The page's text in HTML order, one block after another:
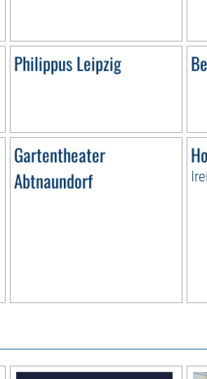
Philippus Leipzig
Gartentheater
Abtnaundorf